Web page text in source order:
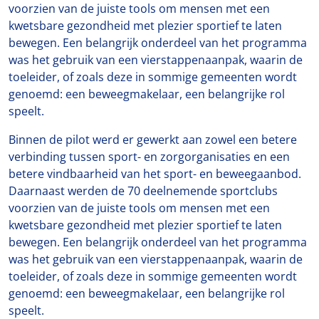
voorzien van de juiste tools om mensen met een
kwetsbare gezondheid met plezier sportief te laten
bewegen. Een belangrijk onderdeel van het programma
was het gebruik van een vierstappenaanpak, waarin de
toeleider, of zoals deze in sommige gemeenten wordt
genoemd: een beweegmakelaar, een belangrijke rol
speelt.
Binnen de pilot werd er gewerkt aan zowel een betere
verbinding tussen sport- en zorgorganisaties en een
betere vindbaarheid van het sport- en beweegaanbod.
Daarnaast werden de 70 deelnemende sportclubs
voorzien van de juiste tools om mensen met een
kwetsbare gezondheid met plezier sportief te laten
bewegen. Een belangrijk onderdeel van het programma
was het gebruik van een vierstappenaanpak, waarin de
toeleider, of zoals deze in sommige gemeenten wordt
genoemd: een beweegmakelaar, een belangrijke rol
speelt.